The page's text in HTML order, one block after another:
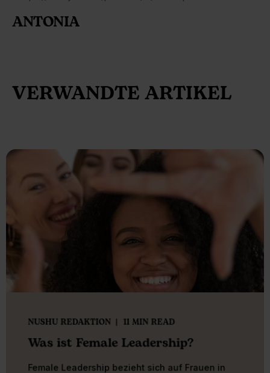
ANTONIA
VERWANDTE ARTIKEL
NUSHU REDAKTION 11 MIN READ
Was ist Female Leadership?
Female Leadership bezieht sich auf Frauen in